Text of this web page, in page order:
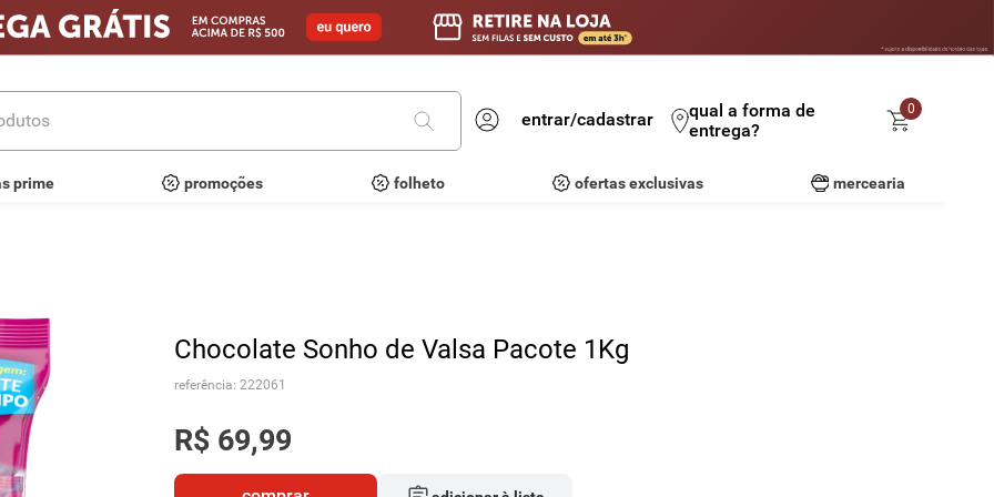
entrar/cadastrar
qual a forma de
entrega?
0
prime promoções folheto ofertas exclusivas mercearia
Chocolate Sonho de Valsa Pacote 1Kg
referência:222061
R$ 69,99